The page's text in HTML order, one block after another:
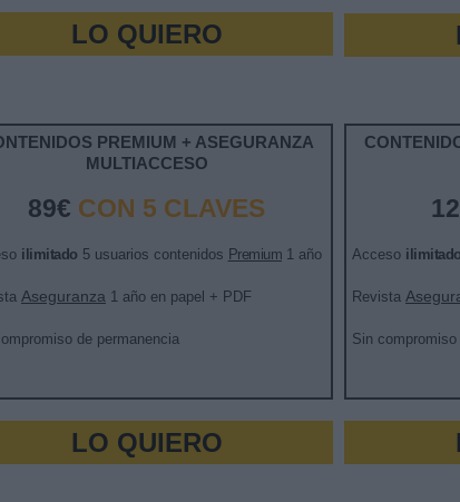
LO QUIERO
PREMIUM + ASEGURANZA
MULTIACCESO
89€ CON 5 CLAVES
ilimitado 5 usuarios contenidos Premium 1 año
Aseguranza 1 año en papel + PDF
de permanencia
LO QUIERO
Acceso ilimitado
Revista
Sin